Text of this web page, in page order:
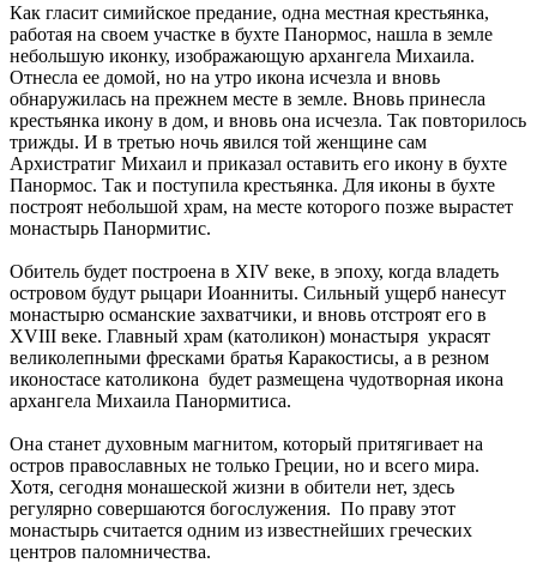
Как гласит симийское предание, одна местная крестьянка,
работая на своем участке в бухте Панормос, нашла в земле
небольшую иконку, изображающую архангела Михаила.
Отнесла ее домой, но на утро икона исчезла и вновь
обнаружилась на прежнем месте в земле. Вновь принесла
крестьянка икону в дом, и вновь она исчезла. Так повторилось
трижды. И в третью ночь явился той женщине сам
Архистратиг Михаил и приказал оставить его икону в бухте
Панормос. Так и поступила крестьянка. Для иконы в бухте
построят небольшой храм, на месте которого позже вырастет
монастырь Панормитис.
Обитель будет построена в XIV веке, в эпоху, когда владеть
островом будут рыцари Иоанниты. Сильный ущерб нанесут
монастырю османские захватчики, и вновь отстроят его в
XVIII веке. Главный храм (католикон) монастыря украсят
великолепными фресками братья Каракостисы, а в резном
иконостасе католикона будет размещена чудотворная икона
архангела Михаила Панормитиса.
Она станет духовным магнитом, который притягивает на
остров православных не только Греции, но и всего мира.
Хотя, сегодня монашеской жизни в обители нет, здесь
регулярно совершаются богослужения. По праву этот
монастырь считается одним из известнейших греческих
центров паломничества.